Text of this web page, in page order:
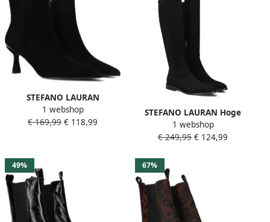
STEFANO LAURAN
Enkellaarsjes Dames Botin
Maat: 40 Materiaal: Suède
1 webshop
€ 169,99 € 118,99
STEFANO LAURAN Hoge
Laarzen Dames S3282 Maat:
37 Materiaal: Suède Kleur:
1 webshop
€ 249,95 € 124,99
49% 67%